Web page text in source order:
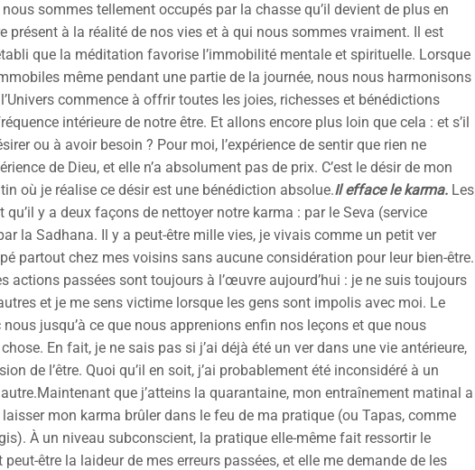
nous sommes tellement occupés par la chasse qu’il devient de plus en
présent à la réalité de nos vies et à qui nous sommes vraiment. Il est
que la méditation favorise l’immobilité mentale et spirituelle. Lorsque
même pendant une partie de la journée, nous nous harmonisons
l’Univers commence à offrir toutes les joies, richesses et bénédictions
intérieure de notre être. Et allons encore plus loin que cela : et s’il
ou à avoir besoin ? Pour moi, l’expérience de sentir que rien ne
de Dieu, et elle n’a absolument pas de prix. C’est le désir de mon
où je réalise ce désir est une bénédiction absolue.Il efface le karma. Les
y a deux façons de nettoyer notre karma : par le Seva (service
la Sadhana. Il y a peut-être mille vies, je vivais comme un petit ver
partout chez mes voisins sans aucune considération pour leur bien-être.
actions passées sont toujours à l’œuvre aujourd’hui : je ne suis toujours
et je me sens victime lorsque les gens sont impolis avec moi. Le
jusqu’à ce que nous apprenions enfin nos leçons et que nous
En fait, je ne sais pas si j’ai déjà été un ver dans une vie antérieure,
de l’être. Quoi qu’il en soit, j’ai probablement été inconsidéré à un
que j’atteins la quarantaine, mon entraînement matinal a
mon karma brûler dans le feu de ma pratique (ou Tapas, comme
À un niveau subconscient, la pratique elle-même fait ressortir le
peut-être la laideur de mes erreurs passées, et elle me demande de les